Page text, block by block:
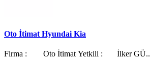
Oto İtimat Hyundai Kia
Firma : Oto İtimat Yetkili : İlker GÜ..